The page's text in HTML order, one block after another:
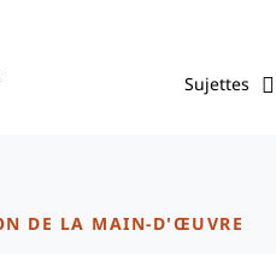
Sujettes
DE LA MAIN-D'ŒUVRE